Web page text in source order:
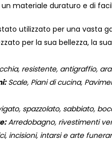
materiale duraturo e di
utilizzato per una vasta
per la sua bellezza, la
resistente, antigraffio,
Scale, Piani di cucina,
spazzolato, sabbiato,
Arredobagno, rivestimenti
incisioni, intarsi e arte